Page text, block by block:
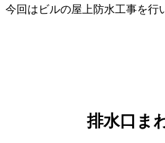
今回はビルの屋上防水工事を行
排水口ま